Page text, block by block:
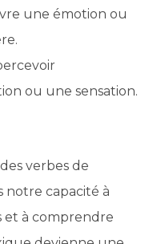
une émotion ou
ou une sensation.
verbes de
notre capacité à
et à comprendre